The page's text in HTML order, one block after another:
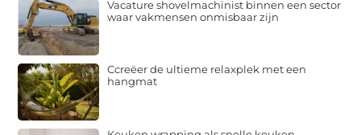
Vacature shovelmachinist binnen een sector
waar vakmensen onmisbaar zijn
Ccreëer de ultieme relaxplek met een
hangmat